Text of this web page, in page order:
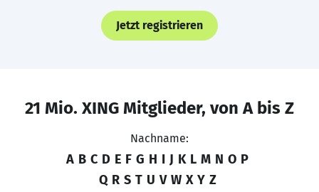
Jetzt registrieren
21 Mio. XING Mitglieder, von A bis Z
Nachname:
A B C D E F G H I J K L M N O P
Q R S T U V W X Y Z